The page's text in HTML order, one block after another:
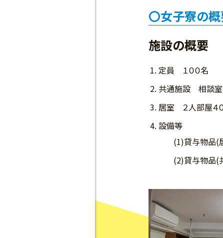
女子寮の
施設の概要
定員 １００名
共通施設 相談室
居室 ２人部屋４
設備等
(1)貸与物品(
(2)貸与物品(